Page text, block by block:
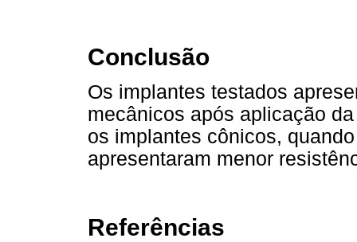
Conclusão
Os implantes testados
mecânicos após aplicação
os implantes cônicos,
apresentaram menor
Referências